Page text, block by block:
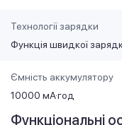
Технології зарядки
Функція швидкої
Ємність аккумулятору
10000 мА·год
Функціональні